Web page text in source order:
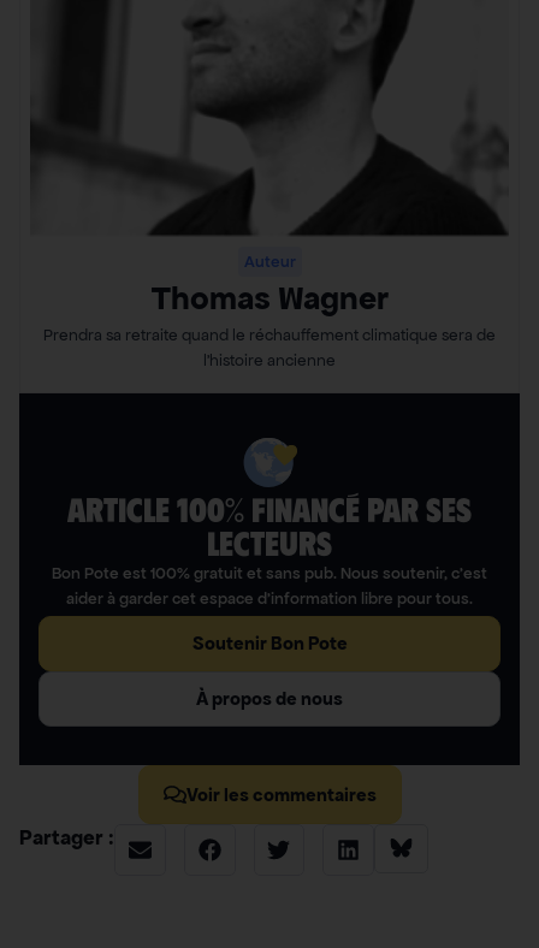
Auteur
Thomas Wagner
Prendra sa retraite quand le réchauffement climatique sera de
l’histoire ancienne
ARTICLE 100% FINANCÉ PAR SES
LECTEURS​
Bon Pote est 100% gratuit et sans pub. Nous soutenir, c’est
aider à garder cet espace d’information libre pour tous.
Soutenir Bon Pote
À propos de nous
Voir les commentaires
Partager :